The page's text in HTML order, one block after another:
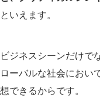
いえます。
ジネスシーンだけで
ーバルな社会におい
できるからです。